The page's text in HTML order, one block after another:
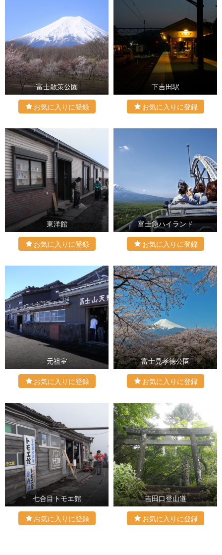
富士散策公園 下吉田駅
東洋館 富士急ハイランド
元祖室 富士見孝徳公園
七合目トモエ館 吉田口登山道